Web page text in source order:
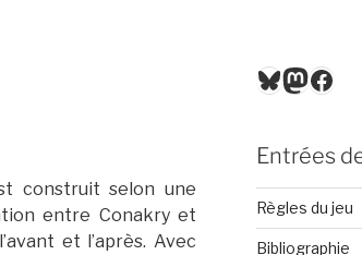
construit selon une
entre Conakry et
et l’après. Avec
Bluesky
Entrées
Règles du jeu
Bibliographie